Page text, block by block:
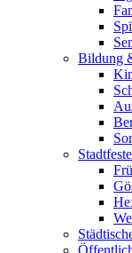
Bildung
Stadtfeste